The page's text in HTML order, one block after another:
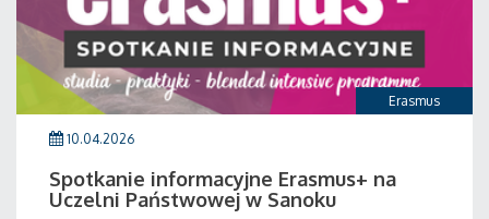
Erasmus
10.04.2026
Spotkanie informacyjne Erasmus+ na
Uczelni Państwowej w Sanoku